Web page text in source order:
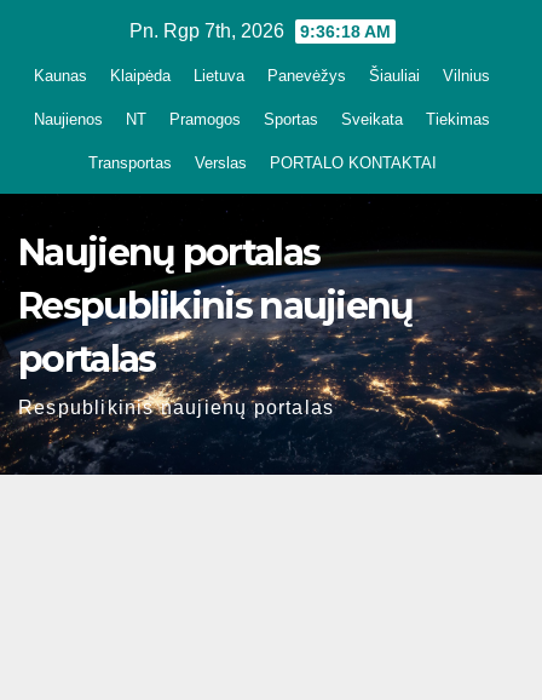
Pn. Rgp 7th, 2026 9:36:20 AM
Kaunas Klaipėda Lietuva Panevėžys Šiauliai Vilnius
Naujienos NT Pramogos Sportas Sveikata Tiekimas
Transportas Verslas PORTALO KONTAKTAI
Naujienų portalas
Respublikinis naujienų
portalas
Respublikinis naujienų portalas